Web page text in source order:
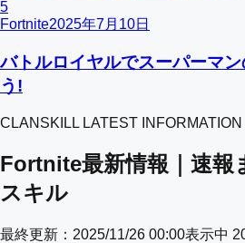
5
Fortnite2025年7月10日
バトルロイヤルでスーパーマ
う!
CLANSKILL LATEST INFORMATION
Fortnite最新情報｜速報
スキル
最終更新： 2025/11/26 00:00表示中